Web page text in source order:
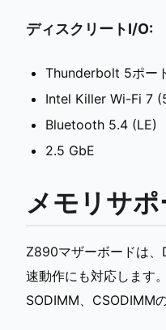
ディスクリートI/O:
Thunderbolt 5ポー
Intel Killer Wi-Fi 7
Bluetooth 5.4 (LE)
2.5 GbE
メモリサポ
Z890マザーボードは
速動作にも対応します
SODIMM、CSODIMM